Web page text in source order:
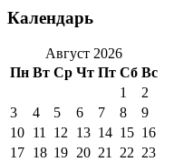
Календарь
Август 2026
Пн Вт Ср Чт Пт Сб Вс
1
2
3
4 5 6 7 8
9
10 11 12 13 14 15 16
17 18 19 20 21 22 23